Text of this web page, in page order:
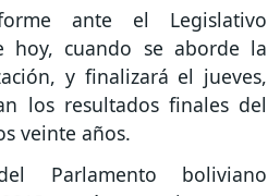
ante el Legislativo
hoy, cuando se aborde la
y finalizará el jueves,
los resultados finales del
veinte años.
Parlamento boliviano